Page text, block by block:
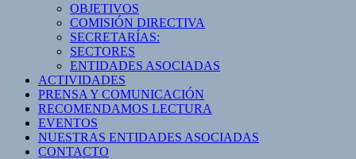
OBJETIVOS
COMISIÓN DIRECTIVA
SECRETARÍAS:
SECTORES
ENTIDADES ASOCIADAS
ACTIVIDADES
PRENSA Y COMUNICACIÓN
RECOMENDAMOS LECTURA
EVENTOS
NUESTRAS ENTIDADES ASOCIADAS
CONTACTO